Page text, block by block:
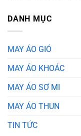
DANH MỤC
MAY ÁO GIÓ
MAY ÁO KHOÁC
MAY ÁO SƠ MI
MAY ÁO THUN
TIN TỨC